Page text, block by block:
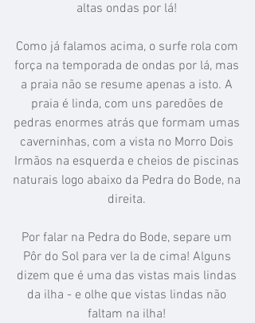
altas ondas por lá!​
Como já falamos acima, o surfe rola com
força na temporada de ondas por lá, mas
a praia não se resume apenas a isto. A
praia é linda, com uns paredões de
pedras enormes atrás que formam umas
caverninhas, com a vista no Morro Dois
Irmãos na esquerda e cheios de piscinas
naturais logo abaixo da Pedra do Bode, na
direita.​
Por falar na Pedra do Bode, separe um
Pôr do Sol para ver la de cima! Alguns
dizem que é uma das vistas mais lindas
da ilha - e olhe que vistas lindas não
faltam na ilha!​